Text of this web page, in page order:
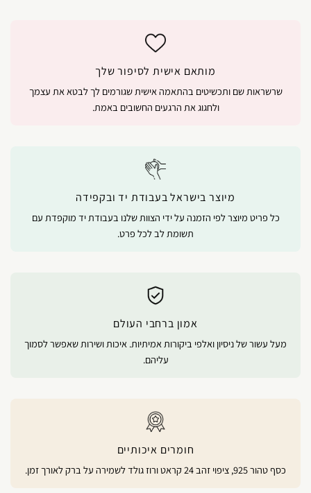
מותאם אישית לסיפור שלך
שרשראות שם ותכשיטים בהתאמה אישית שגורמים לך לבטא את עצמך
ולחגוג את הרגעים החשובים באמת.
מיוצר בישראל בעבודת יד ובקפידה
כל פריט מיוצר לפי הזמנה על ידי הצוות שלנו בעבודת יד מוקפדת עם
תשומת לב לכל פרט.
אמון ברחבי העולם
מעל עשור של ניסיון ואלפי ביקורות אמיתיות. איכות ושירות שאפשר לסמוך
עליהם.
חומרים איכותיים
כסף טהור 925, ציפוי זהב 24 קראט ורוז גולד לשמירה על ברק לאורך זמן.